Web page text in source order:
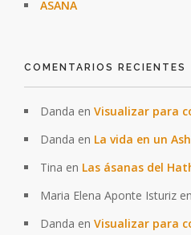
ASANA
COMENTARIOS RECIENTES
Danda en Visualizar para
Danda en La vida en un
Tina en Las ásanas del
Maria Elena Aponte Isturiz en
Danda en Visualizar para